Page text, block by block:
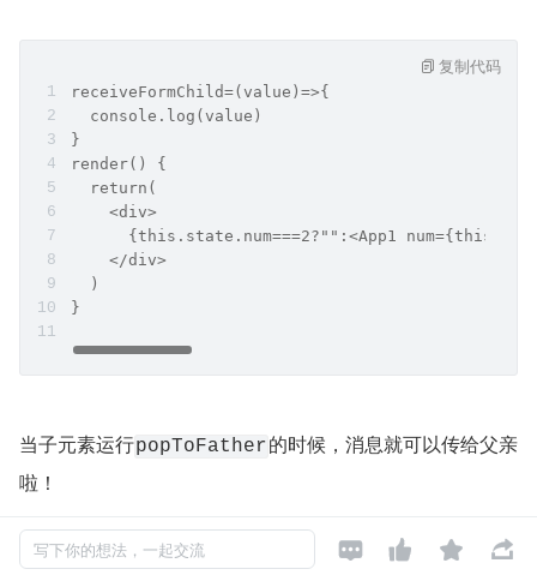
receiveFormChild=(value)=>{
  console.log(value)
}
render() {
  return(
    <div>
{this.state.num===2?"":<App1
    </div>
  )
}
复制代码
当子元素运行popToFather的时候，消息就可以传给父亲
啦！
子元素：
写下你的想法，一起交流    